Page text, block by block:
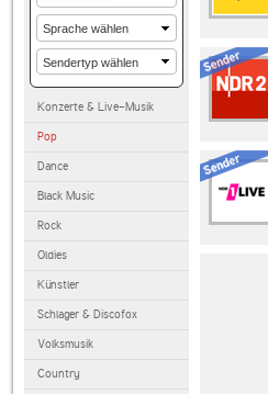
Konzerte & Live-Musik
Pop
Dance
Black Music
Rock
Oldies
Künstler
Schlager & Discofox
Volksmusik
Country